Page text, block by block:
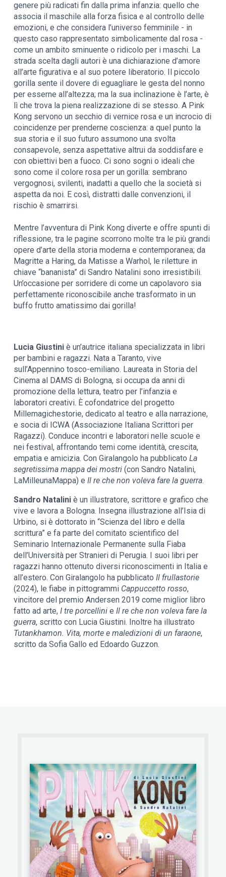
genere più radicati fin dalla prima infanzia: quello che
associa il maschile alla forza fisica e al controllo delle
emozioni, e che considera l’universo femminile - in
questo caso rappresentato simbolicamente dal rosa -
come un ambito sminuente o ridicolo per i maschi. La
strada scelta dagli autori è una dichiarazione d’amore
all’arte figurativa e al suo potere liberatorio. Il piccolo
gorilla sente il dovere di eguagliare le gesta del nonno
per esserne all’altezza; ma la sua inclinazione è l’arte, è
lì che trova la piena realizzazione di se stesso. A Pink
Kong servono un secchio di vernice rosa e un incrocio di
coincidenze per prenderne coscienza: a quel punto la
sua storia e il suo futuro assumono una svolta
consapevole, senza aspettative altrui da soddisfare e
con obiettivi ben a fuoco. Ci sono sogni o ideali che
sono come il colore rosa per un gorilla: sembrano
vergognosi, svilenti, inadatti a quello che la società si
aspetta da noi. E così, distratti dalle convenzioni, il
rischio è smarrirsi.
Mentre l’avventura di Pink Kong diverte e offre spunti di
riflessione, tra le pagine scorrono molte tra le più grandi
opere d’arte della storia moderna e contemporanea; da
Magritte a Haring, da Matisse a Warhol, le riletture in
chiave “bananista” di Sandro Natalini sono irresistibili.
Un’occasione per sorridere di come un capolavoro sia
perfettamente riconoscibile anche trasformato in un
buffo frutto amatissimo dai gorilla!
Lucia Giustini è un’autrice italiana specializzata in libri
per bambini e ragazzi. Nata a Taranto, vive
sull’Appennino tosco-emiliano. Laureata in Storia del
Cinema al DAMS di Bologna, si occupa da anni di
promozione della lettura, teatro per l’infanzia e
laboratori creativi. È cofondatrice del progetto
Millemagichestorie, dedicato al teatro e alla narrazione,
e socia di ICWA (Associazione Italiana Scrittori per
Ragazzi). Conduce incontri e laboratori nelle scuole e
nei festival, affrontando temi come identità, crescita,
empatia e amicizia. Con Giralangolo ha pubblicatoLa
segretissima mappa dei mostri (con Sandro Natalini,
LaMilleunaMappa) eIl re che non voleva fare la guerra.
Sandro Natalini è un illustratore, scrittore e grafico che
vive e lavora a Bologna. Insegna illustrazione all’Isia di
Urbino, si è dottorato in “Scienza del libro e della
scrittura” e fa parte del comitato scientifico del
Seminario Internazionale Permanente sulla Fiaba
dell’Università per Stranieri di Perugia. I suoi libri per
ragazzi hanno ottenuto diversi riconoscimenti in Italia e
all’estero. Con Giralangolo ha pubblicatoIl frullastorie
(2024), le fiabe in pittogrammi Cappuccetto rosso,
vincitore del premio Andersen 2019 come miglior libro
fatto ad arte,I tre porcellini eIl re che non voleva fare la
guerra, scritto con Lucia Giustini. Inoltre ha illustrato
Tutankhamon. Vita, morte e maledizioni di un faraone,
scritto da Sofia Gallo ed Edoardo Guzzon.